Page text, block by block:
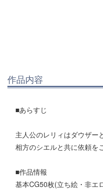
作品内容
■あらすじ
主人公のレリィはダウザー
相方のシエルと共に依頼を
■作品情報
基本CG50枚(立ち絵・非エ